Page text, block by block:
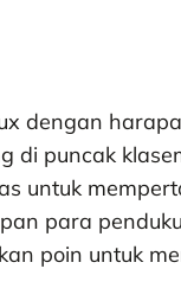
dengan
di puncak
untuk
para
poin untuk